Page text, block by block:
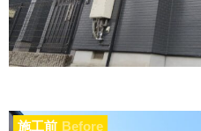
施工前 Before